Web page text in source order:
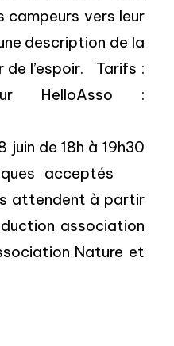
campeurs vers leur
description de la
l’espoir. Tarifs :
HelloAsso :
de 18h à 19h30
acceptés
attendent à partir
association
Nature et